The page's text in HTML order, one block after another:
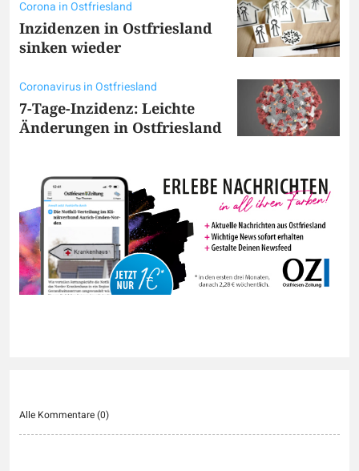
Corona in Ostfriesland
Inzidenzen in Ostfriesland
sinken wieder
Coronavirus in Ostfriesland
7-Tage-Inzidenz: Leichte
Änderungen in Ostfriesland
Alle Kommentare (0)